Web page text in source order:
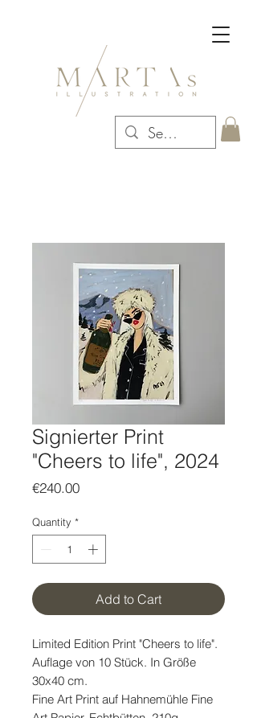
Signierter Print
"Cheers to life", 2024
€240.00Price
Quantity *
Add to Cart
Limited Edition Print "Cheers to life".
Auflage von 10 Stück. In Größe
30x40 cm.
Fine Art Print auf Hahnemühle Fine